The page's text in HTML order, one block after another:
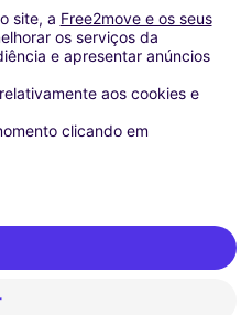
de apoio
Desde